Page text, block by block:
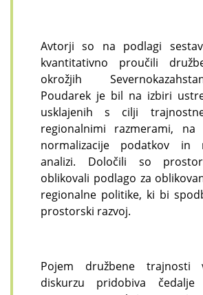
Avtorji so na podlagi
kvantitativno proučili
okrožjih
Poudarek je bil na izbiri
usklajenih s cilji
regionalnimi razmerami,
normalizacije podatkov in
analizi. Določili so
oblikovali podlago za
regionalne politike, ki bi
prostorski razvoj.
Pojem družbene trajnosti
diskurzu pridobiva